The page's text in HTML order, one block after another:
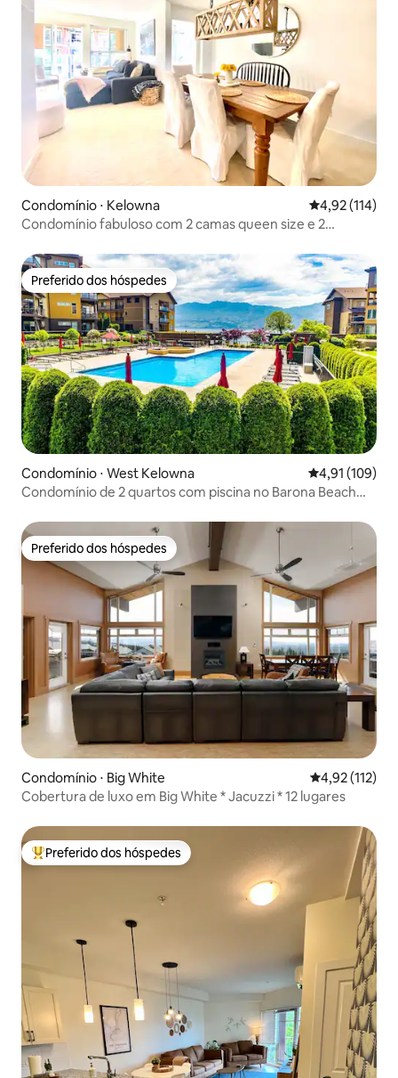
Condomínio ⋅ Kelowna 4,92 de uma
4,92 (114)
Condomínio fabuloso com 2 camas queen size e 2
Preferido dos hóspedes
Preferido dos hóspedes
Condomínio ⋅ West Kelowna 4,91 de uma
4,91 (109)
Condomínio de 2 quartos com piscina no Barona Beach
Preferido dos hóspedes
Preferido dos hóspedes
Condomínio ⋅ Big White 4,92 de uma
4,92 (112)
Cobertura de luxo em Big White * Jacuzzi * 12 lugares
Entre os melhores preferidos dos hóspedes
Preferido dos hóspedes